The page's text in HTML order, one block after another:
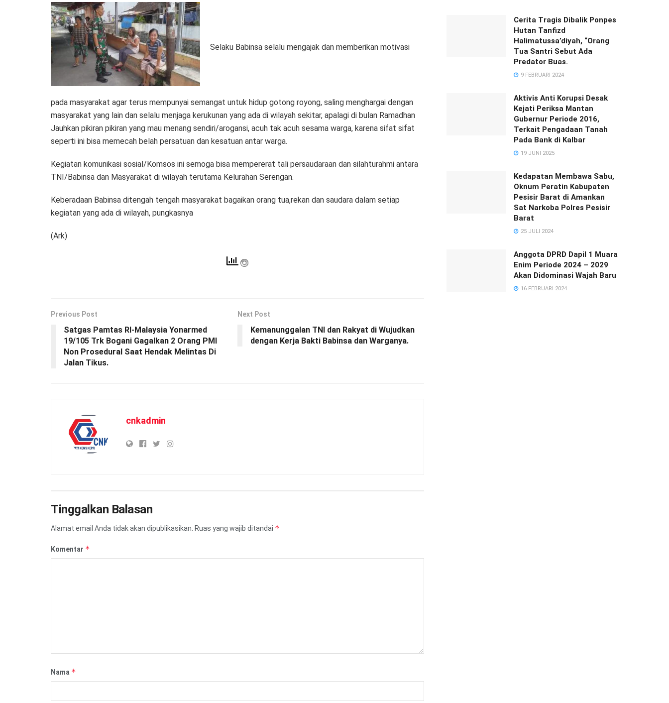
Selaku Babinsa selalu mengajak dan memberikan motivasi
pada masyarakat agar terus mempunyai semangat untuk hidup gotong royong, saling menghargai dengan
masyarakat yang lain dan selalu menjaga kerukunan yang ada di wilayah sekitar, apalagi di bulan Ramadhan
Jauhkan pikiran pikiran yang mau menang sendiri/arogansi, acuh tak acuh sesama warga, karena sifat sifat
seperti ini bisa memecah belah persatuan dan kesatuan antar warga.
Kegiatan komunikasi sosial/Komsos ini semoga bisa mempererat tali persaudaraan dan silahturahmi antara
TNI/Babinsa dan Masyarakat di wilayah terutama Kelurahan Serengan.
Keberadaan Babinsa ditengah tengah masyarakat bagaikan orang tua,rekan dan saudara dalam setiap
kegiatan yang ada di wilayah, pungkasnya
(Ark)
Previous Post
Satgas Pamtas RI-Malaysia Yonarmed
19/105 Trk Bogani Gagalkan 2 Orang PMI
Non Prosedural Saat Hendak Melintas Di
Jalan Tikus.
Next Post
Kemanunggalan TNI dan Rakyat di Wujudkan
dengan Kerja Bakti Babinsa dan Warganya.
cnkadmin
Tinggalkan Balasan
Alamat email Anda tidak akan dipublikasikan. Ruas yang wajib ditandai *
Komentar *
Nama *
Cerita Tragis Dibalik Ponpes
Hutan Tanfizd
Halimatussa’diyah, “Orang
Tua Santri Sebut Ada
Predator Buas.
9 FEBRUARI 2024
Aktivis Anti Korupsi Desak
Kejati Periksa Mantan
Gubernur Periode 2016,
Terkait Pengadaan Tanah
Pada Bank di Kalbar
19 JUNI 2025
Kedapatan Membawa Sabu,
Oknum Peratin Kabupaten
Pesisir Barat di Amankan
Sat Narkoba Polres Pesisir
Barat
25 JULI 2024
Anggota DPRD Dapil 1 Muara
Enim Periode 2024 – 2029
Akan Didominasi Wajah Baru
16 FEBRUARI 2024